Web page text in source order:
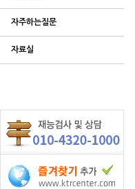
자주하는질문
자료실